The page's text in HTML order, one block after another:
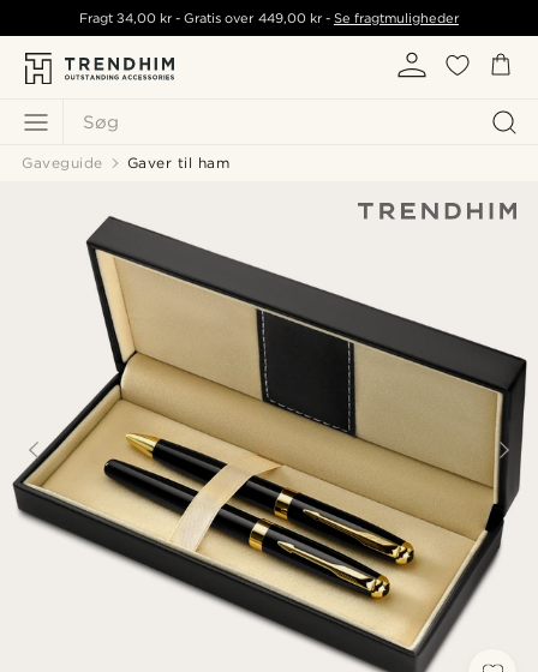
Søg
Fragt34,00 kr - Gratis over 449,00 kr- Se fragtmuligheder
Gaveguide Gaver til ham